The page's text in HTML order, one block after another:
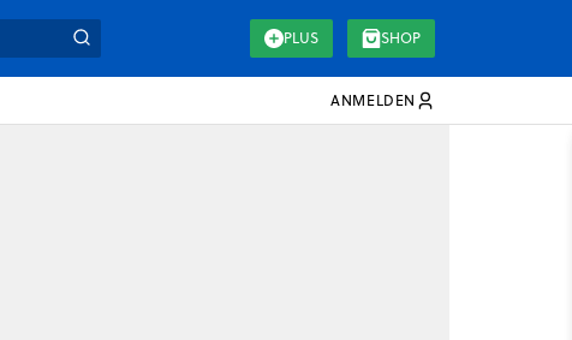
PLUS SHOP
ANMELDEN